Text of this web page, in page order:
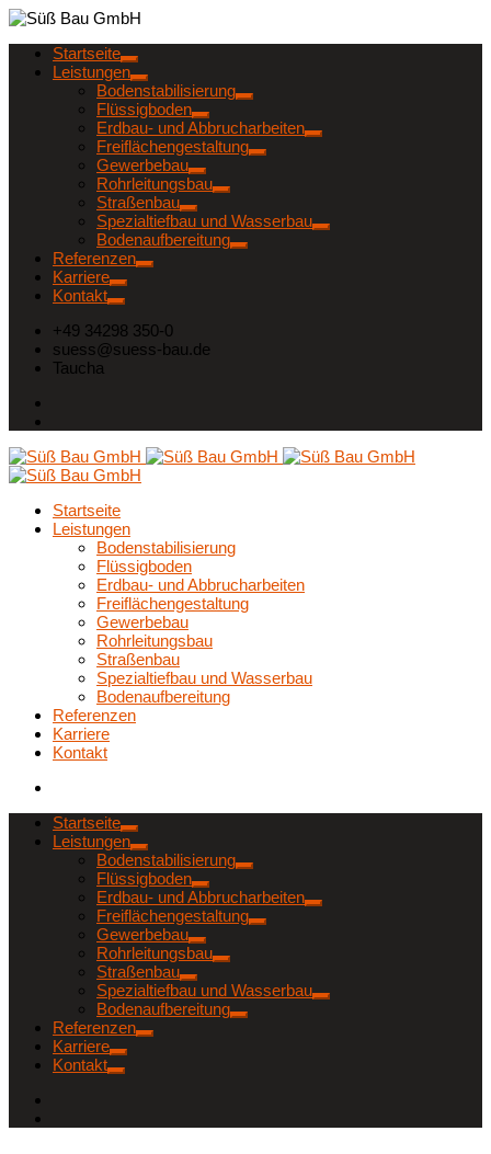
Startseite
Leistungen
Bodenstabilisierung
Flüssigboden
Erdbau- und Abbrucharbeiten
Freiflächengestaltung
Gewerbebau
Rohrleitungsbau
Straßenbau
Spezialtiefbau und Wasserbau
Bodenaufbereitung
Referenzen
Karriere
Kontakt
+49 34298 350-0
suess@suess-bau.de
Taucha
Startseite
Leistungen
Bodenstabilisierung
Flüssigboden
Erdbau- und Abbrucharbeiten
Freiflächengestaltung
Gewerbebau
Rohrleitungsbau
Straßenbau
Spezialtiefbau und Wasserbau
Bodenaufbereitung
Referenzen
Karriere
Kontakt
Startseite
Leistungen
Bodenstabilisierung
Flüssigboden
Erdbau- und Abbrucharbeiten
Freiflächengestaltung
Gewerbebau
Rohrleitungsbau
Straßenbau
Spezialtiefbau und Wasserbau
Bodenaufbereitung
Referenzen
Karriere
Kontakt